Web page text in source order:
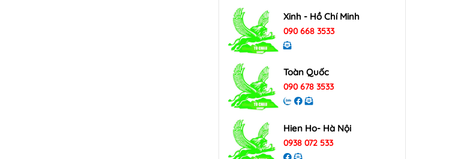
Xinh - Hồ Chí Minh
090 668 3533
Toàn Quốc
090 678 3533
Hien Ho- Hà Nội
0938 072 533